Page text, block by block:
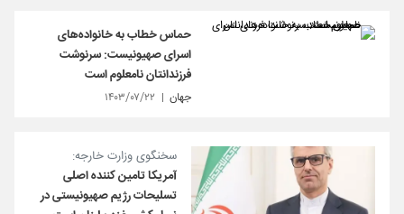
حماس خطاب به خانواده‌های
اسرای صهیونیست: سرنوشت
فرزندانتان نامعلوم است
جهان ۱۴۰۳/۰۷/۲۲
سخنگوی وزارت خارجه:
آمریکا تامین کننده اصلی
تسلیحات رژیم صهیونیستی در